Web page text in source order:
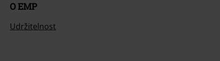
O EMP
Udržitelnost